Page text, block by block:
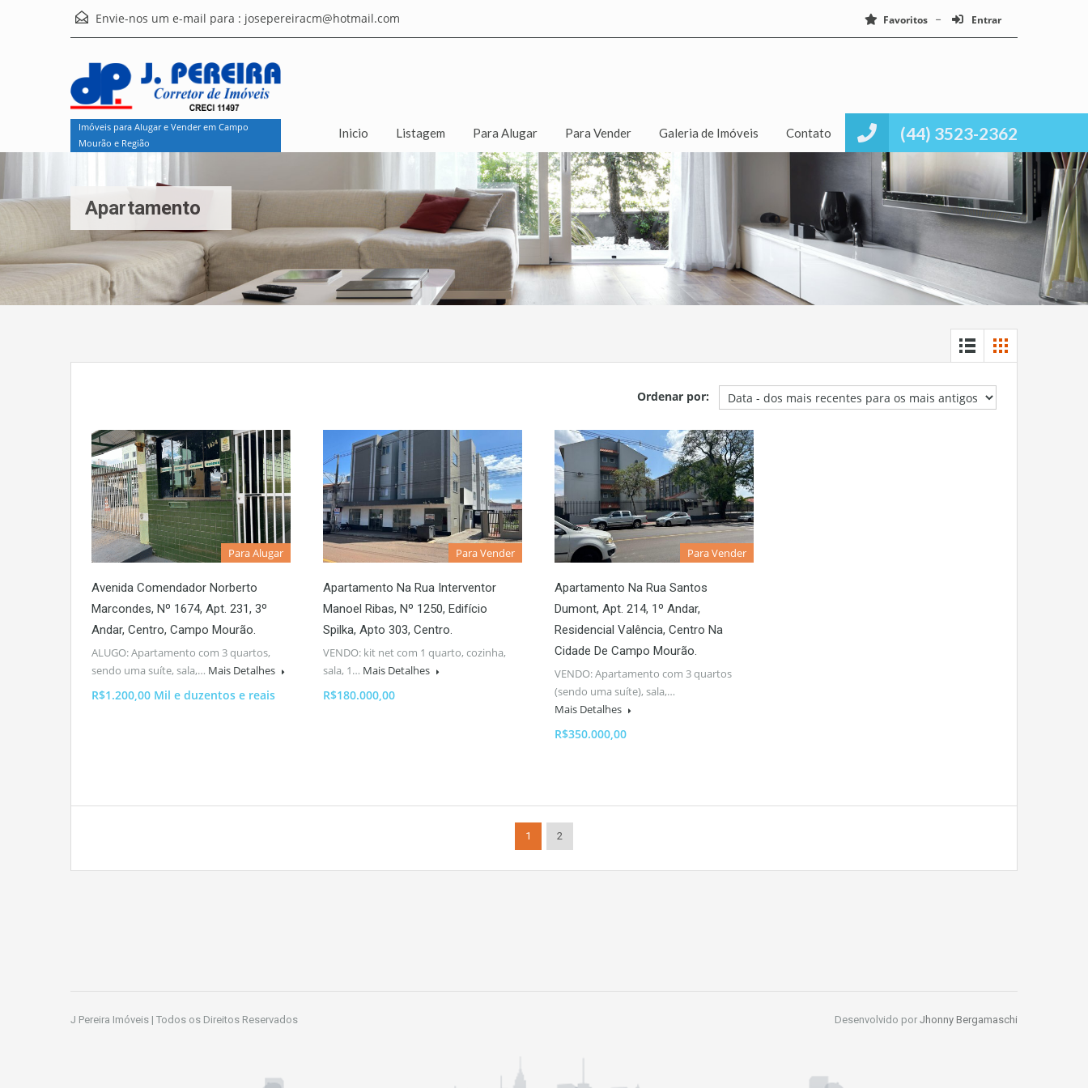
Envie-nos um e-mail para : josepereiracm@hotmail.com Favoritos Entrar
Imóveis para Alugar e Vender em Campo
Mourão e Região
(44) 3523-2362
Inicio Listagem Para Alugar Para Vender Galeria de Imóveis Contato
Apartamento
Ordenar por:
Para Alugar
Avenida Comendador Norberto
Marcondes, Nº 1674, Apt. 231, 3º
Andar, Centro, Campo Mourão.
ALUGO: Apartamento com 3 quartos,
sendo uma suíte, sala,… Mais Detalhes
R$1.200,00 Mil e duzentos e reais
Para Vender
Apartamento Na Rua Interventor
Manoel Ribas, Nº 1250, Edifício
Spilka, Apto 303, Centro.
VENDO: kit net com 1 quarto, cozinha,
sala, 1… Mais Detalhes
R$180.000,00
Para Vender
Apartamento Na Rua Santos
Dumont, Apt. 214, 1º Andar,
Residencial Valência, Centro Na
Cidade De Campo Mourão.
VENDO: Apartamento com 3 quartos
(sendo uma suíte), sala,…
Mais Detalhes
R$350.000,00
1 2
J Pereira Imóveis | Todos os Direitos Reservados Desenvolvido por Jhonny Bergamaschi